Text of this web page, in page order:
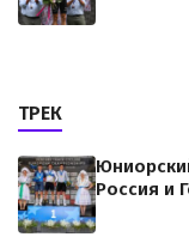
ТРЕК
Россия и